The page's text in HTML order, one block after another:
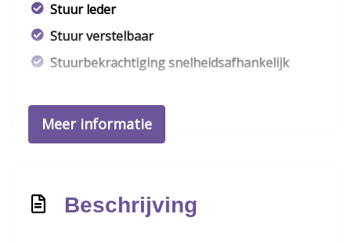
Stuur leder
Stuur verstelbaar
Stuurbekrachtiging snelheidsafhankelijk
Achteropkomend verkeer waarschuwing
Apple carplay/android auto
Meer informatie
Beschrijving